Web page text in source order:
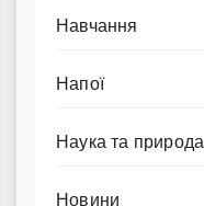
Навчання
Напої
Наука та природа
Новини